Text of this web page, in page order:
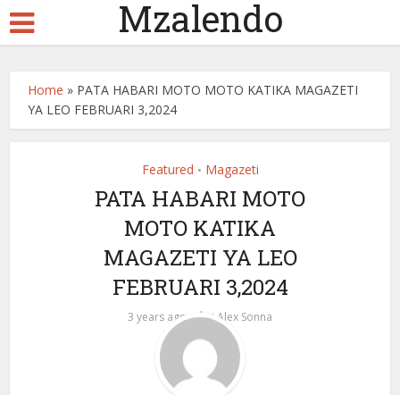
Mzalendo
Home » PATA HABARI MOTO MOTO KATIKA MAGAZETI
YA LEO FEBRUARI 3,2024
Featured • Magazeti
PATA HABARI MOTO
MOTO KATIKA
MAGAZETI YA LEO
FEBRUARI 3,2024
3 years ago by Alex Sonna